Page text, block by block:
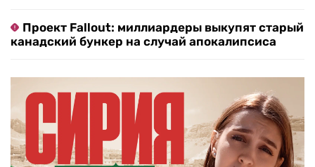
Проект Fallout: миллиардеры выкупят старый
канадский бункер на случай апокалипсиса